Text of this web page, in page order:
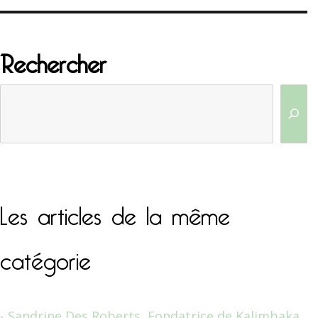
Rechercher
Les articles de la même
catégorie